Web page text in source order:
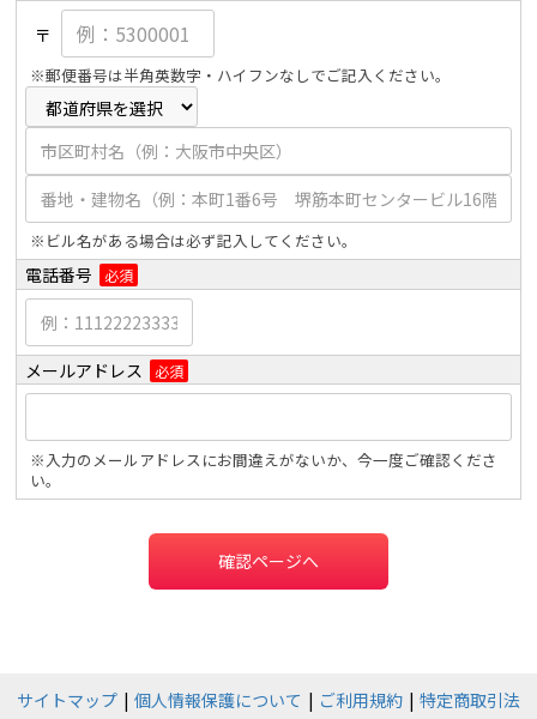
〒
※郵便番号は半角英数字・ハイフンなしでご記入ください。
※ビル名がある場合は必ず記入してください。
電話番号 必須
メールアドレス 必須
※入力のメールアドレスにお間違えがないか、今一度ご確認くださ
い。
確認ページへ
サイトマップ 個人情報保護について ご利用規約
特定商取引法